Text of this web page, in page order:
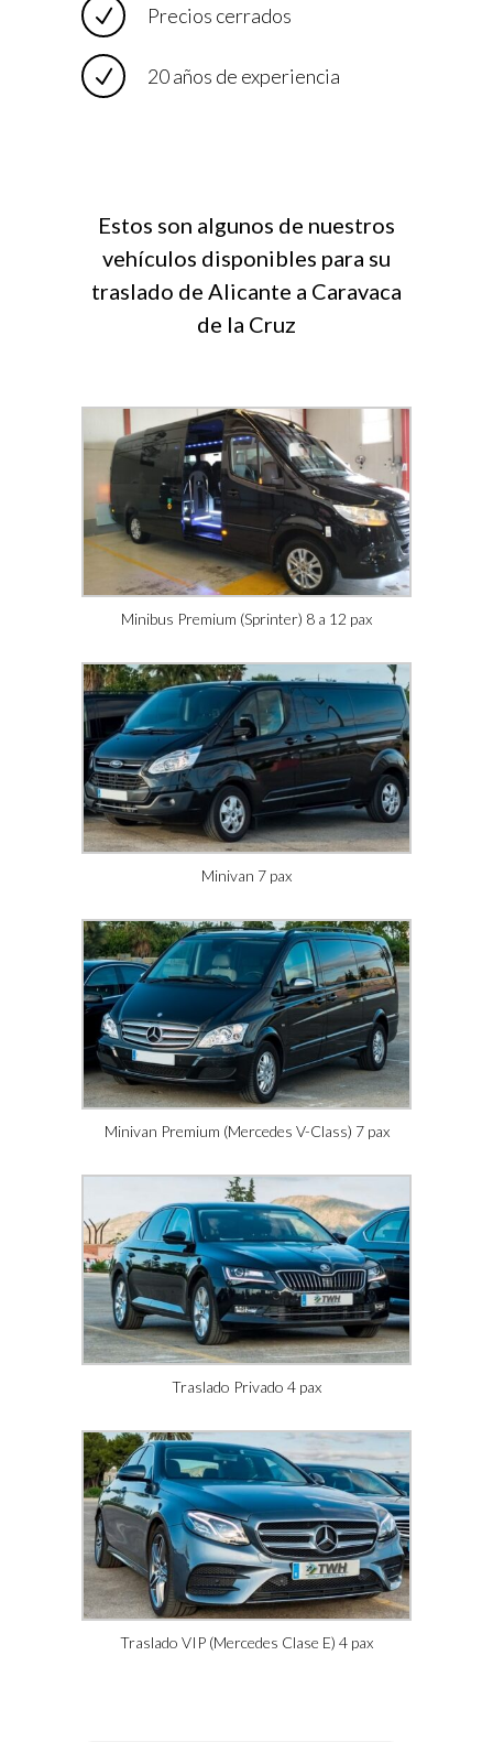
Precios cerrados
20 años de experiencia
Estos son algunos de nuestros
vehículos disponibles para su
traslado de Alicante a Caravaca
de la Cruz
Minibus Premium (Sprinter) 8 a 12 pax
Minivan 7 pax
Minivan Premium (Mercedes V-Class) 7 pax
Traslado Privado 4 pax
Traslado VIP (Mercedes Clase E) 4 pax